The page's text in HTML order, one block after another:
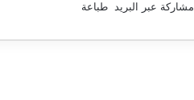
مشاركة عبر البريد طباعة